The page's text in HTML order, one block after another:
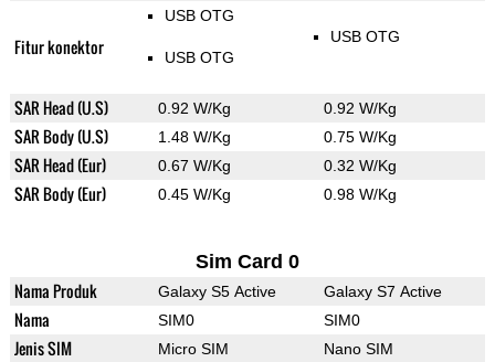
Fitur konektor
USB OTG
USB OTG
USB OTG
SAR Head (U.S) 0.92 W/Kg 0.92 W/Kg
SAR Body (U.S) 1.48 W/Kg 0.75 W/Kg
SAR Head (Eur) 0.67 W/Kg 0.32 W/Kg
SAR Body (Eur) 0.45 W/Kg 0.98 W/Kg
Sim Card 0
Nama Produk Galaxy S5 Active Galaxy S7 Active
Nama SIM0 SIM0
Jenis SIM Micro SIM Nano SIM